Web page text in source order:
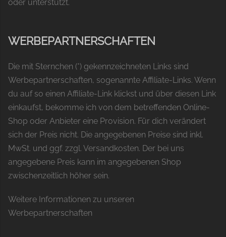
oder unterstützt.
WERBEPARTNERSCHAFTEN
Die mit Sternchen (*) gekennzeichneten Links sind
Werbepartnerschaften, sogenannte Affiliate-Links. Wenn
du auf so einen Affiliate-Link klickst und über diesen Link
einkaufst, bekomme ich von dem betreffenden Online-
Shop oder Anbieter eine Provision. Für dich verändert
sich der Preis nicht. Die angegebenen Preise sind inkl.
MwSt. und ggf. zzgl. Versandkosten. Der bei uns
angegebene Preis kann im angegebenen Shop
zwischenzeitlich höher sein.
Weitere Informationen zu unseren
Werbepartnerschaften